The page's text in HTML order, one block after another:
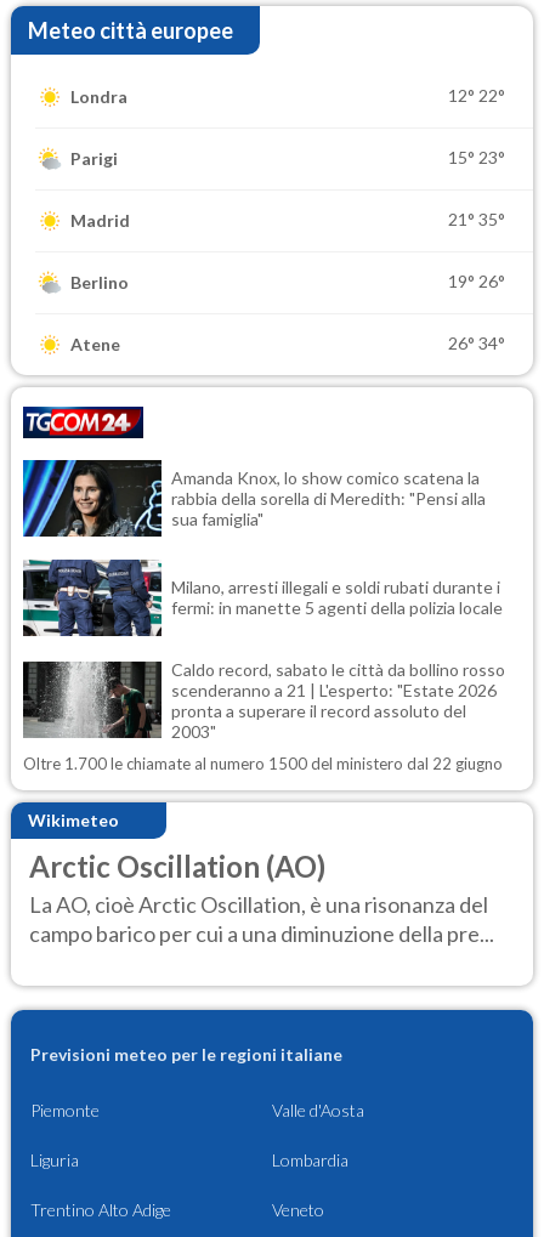
Meteo città europee
Londra 12° 22°
Parigi 15° 23°
Madrid 21° 35°
Berlino 19° 26°
Atene 26° 34°
Amanda Knox, lo show comico scatena la
rabbia della sorella di Meredith: "Pensi alla
sua famiglia"
Milano, arresti illegali e soldi rubati durante i
fermi: in manette 5 agenti della polizia locale
Caldo record, sabato le città da bollino rosso
scenderanno a 21 | L'esperto: "Estate 2026
pronta a superare il record assoluto del
2003"
Oltre 1.700 le chiamate al numero 1500 del ministero dal 22 giugno
Wikimeteo
Arctic Oscillation (AO)
La AO, cioè Arctic Oscillation, è una risonanza del
campo barico per cui a una diminuzione della pre...
Previsioni meteo per le regioni italiane
Piemonte Valle d'Aosta
Liguria Lombardia
Trentino Alto Adige Veneto